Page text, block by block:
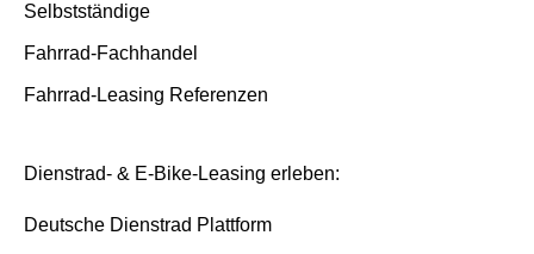
Selbstständige
Fahrrad-Fachhandel
Fahrrad-Leasing Referenzen
Dienstrad- & E-Bike-Leasing erleben:
Deutsche Dienstrad Plattform